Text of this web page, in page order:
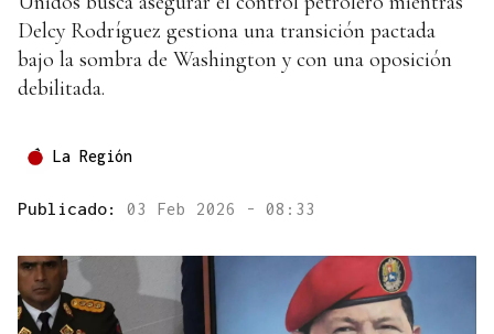
Delcy Rodríguez gestiona una transición pactada
bajo la sombra de Washington y con una oposición
debilitada.
La Región
Publicado: 03 Feb 2026 - 08:33